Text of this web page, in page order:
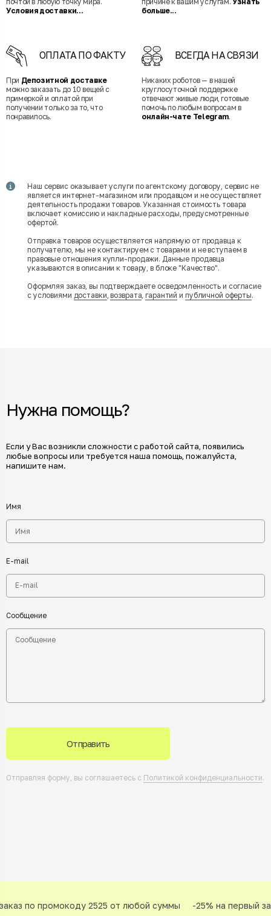
Условия доставки...
больше...
ОПЛАТА ПО ФАКТУ
При Депозитной доставке
можно заказать до 10 вещей с
примеркой и оплатой при
получении только за то, что
понравилось.
ВСЕГДА НА СВЯЗИ
Никаких роботов — в нашей
круглосуточной поддержке
отвечают живые люди, готовые
помочь по любым вопросам в
онлайн-чате Telegram.
Наш сервис оказывает услуги по агентскому договору, сервис не
является интернет-магазином или продавцом и не осуществляет
деятельность продажи товаров. Указанная стоимость товара
включает комиссию и накладные расходы, предусмотренные
офертой.
Отправка товаров осуществляется напрямую от продавца к
получателю, мы не контактируем с товарами и не вступаем в
правовые отношения купли-продажи. Данные продавца
указываются в описании к товару, в блоке "Качество".
Оформляя заказ, вы подтверждаете осведомленность и согласие
с условиями доставки,возврата,гарантий и публичной оферты.
Нужна помощь?
Если у Вас возникли сложности с работой сайта, появились
любые вопросы или требуется наша помощь, пожалуйста,
напишите нам.
Имя
E-mail
Сообщение
Отправить
Отправляя форму, вы соглашаетесь с Политикой конфиденциальности.
по промокоду 2525 от любой суммы -25% на первый